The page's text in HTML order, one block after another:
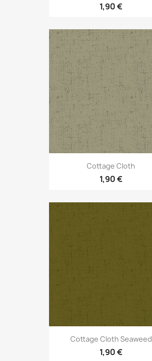
1,90 €
Cottage Cloth
1,90 €
Cottage Cloth Seaweed
1,90 €